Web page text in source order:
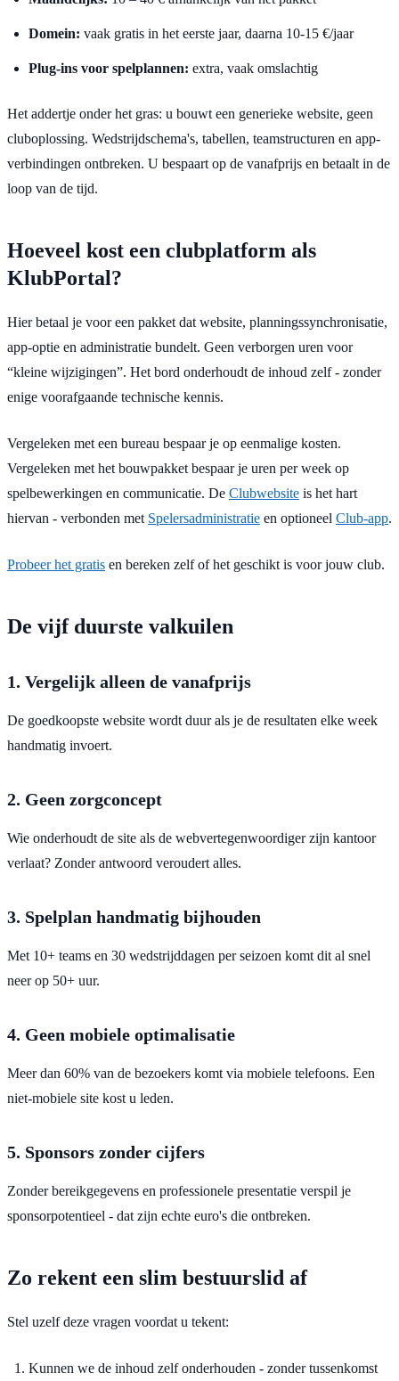
Domein: vaak gratis in het eerste jaar, daarna 10-15 €/jaar
Plug-ins voor spelplannen: extra, vaak omslachtig
Het addertje onder het gras: u bouwt een generieke website, geen
cluboplossing. Wedstrijdschema's, tabellen, teamstructuren en app-
verbindingen ontbreken. U bespaart op de vanafprijs en betaalt in de
loop van de tijd.
Hoeveel kost een clubplatform als
KlubPortal?
Hier betaal je voor een pakket dat website, planningssynchronisatie,
app-optie en administratie bundelt. Geen verborgen uren voor
“kleine wijzigingen”. Het bord onderhoudt de inhoud zelf - zonder
enige voorafgaande technische kennis.
Vergeleken met een bureau bespaar je op eenmalige kosten.
Vergeleken met het bouwpakket bespaar je uren per week op
spelbewerkingen en communicatie. De Clubwebsite is het hart
hiervan - verbonden met Spelersadministratie en optioneel Club-app.
Probeer het gratis en bereken zelf of het geschikt is voor jouw club.
De vijf duurste valkuilen
1. Vergelijk alleen de vanafprijs
De goedkoopste website wordt duur als je de resultaten elke week
handmatig invoert.
2. Geen zorgconcept
Wie onderhoudt de site als de webvertegenwoordiger zijn kantoor
verlaat? Zonder antwoord veroudert alles.
3. Spelplan handmatig bijhouden
Met 10+ teams en 30 wedstrijddagen per seizoen komt dit al snel
neer op 50+ uur.
4. Geen mobiele optimalisatie
Meer dan 60% van de bezoekers komt via mobiele telefoons. Een
niet-mobiele site kost u leden.
5. Sponsors zonder cijfers
Zonder bereikgegevens en professionele presentatie verspil je
sponsorpotentieel - dat zijn echte euro's die ontbreken.
Zo rekent een slim bestuurslid af
Stel uzelf deze vragen voordat u tekent:
Kunnen we de inhoud zelf onderhouden - zonder tussenkomst